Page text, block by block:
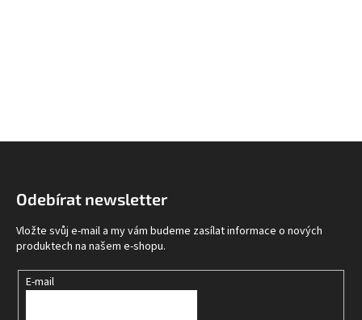
Odebírat newsletter
Vložte svůj e-mail a my vám budeme zasílat informace o nových
produktech na našem e-shopu.
E-mail